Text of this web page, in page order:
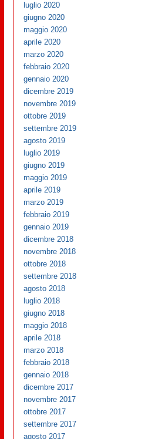
luglio 2020
giugno 2020
maggio 2020
aprile 2020
marzo 2020
febbraio 2020
gennaio 2020
dicembre 2019
novembre 2019
ottobre 2019
settembre 2019
agosto 2019
luglio 2019
giugno 2019
maggio 2019
aprile 2019
marzo 2019
febbraio 2019
gennaio 2019
dicembre 2018
novembre 2018
ottobre 2018
settembre 2018
agosto 2018
luglio 2018
giugno 2018
maggio 2018
aprile 2018
marzo 2018
febbraio 2018
gennaio 2018
dicembre 2017
novembre 2017
ottobre 2017
settembre 2017
agosto 2017